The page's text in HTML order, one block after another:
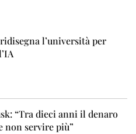
l’università per
“Tra dieci anni il denaro
non servire più”